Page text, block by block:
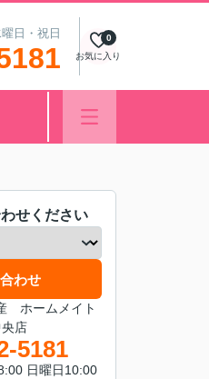
日・祝日
お気に入り
0
せください
わせ
ホームメイト
店
5181
日曜日10:00